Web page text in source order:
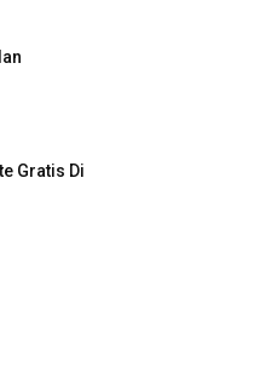
Gratis Di